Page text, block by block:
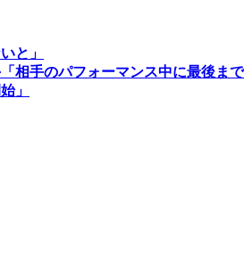
と」
相手のパフォーマンス中に最後ま
」